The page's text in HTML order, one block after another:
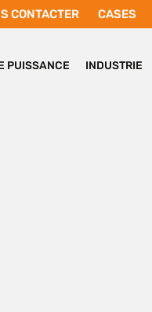
CONTACTER CASES
PUISSANCE INDUSTRIE